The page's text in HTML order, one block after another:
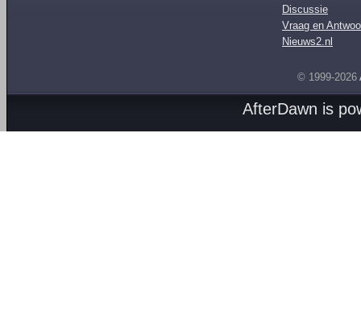
Discussie
Vraag en
Nieuws2.nl
© 1999-2026
AfterDawn is